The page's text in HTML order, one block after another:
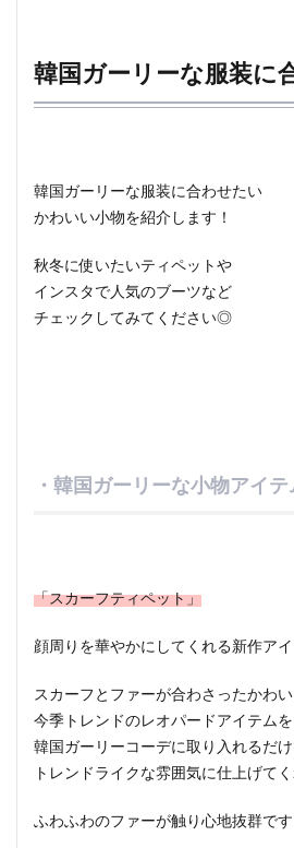
韓国ガーリーな服装に
韓国ガーリーな服装に合わせたい
かわいい小物を紹介します！
秋冬に使いたいティペットや
インスタで人気のブーツなど
チェックしてみてください◎
・韓国ガーリーな小物アイテ
「スカーフティペット」
顔周りを華やかにしてくれる新作アイ
スカーフとファーが合わさったかわ
今季トレンドのレオパードアイテムを
韓国ガーリーコーデに取り入れるだ
トレンドライクな雰囲気に仕上げて
ふわふわのファーが触り心地抜群です